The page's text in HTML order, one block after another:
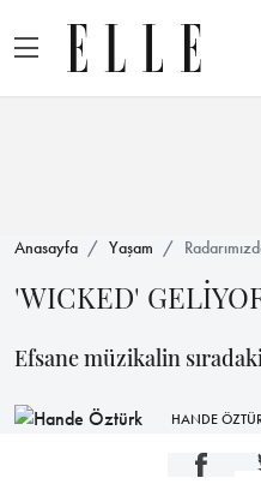
Anasayfa Yaşam
'WICKED'
Efsane müzikalin
HANDE